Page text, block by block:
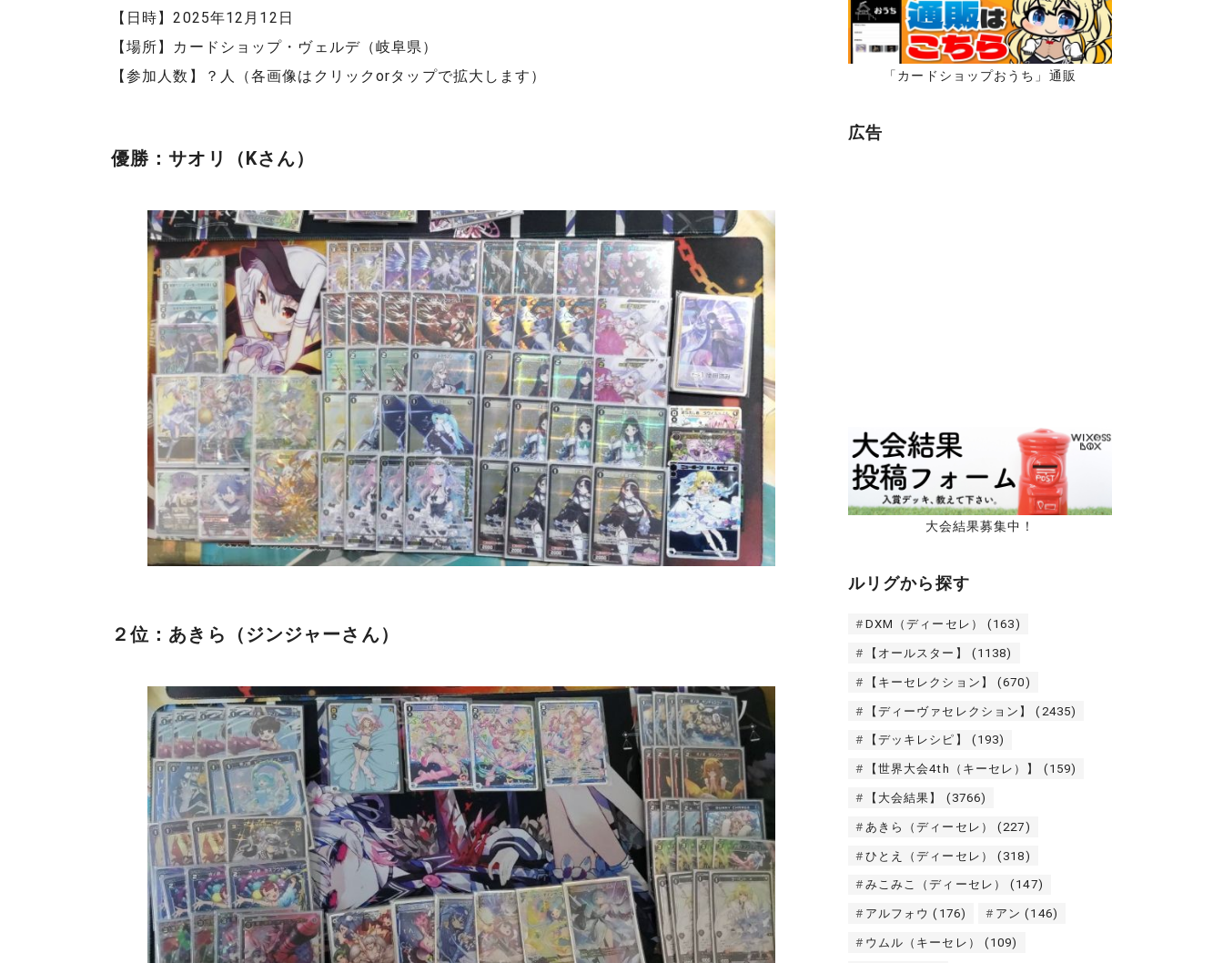
【日時】2025年12月12日
【場所】カードショップ・ヴェルデ（岐阜県）
【参加人数】？人（各画像はクリックorタップで拡大します）
優勝：サオリ（Kさん）
２位：あきら（ジンジャーさん）
「カードショップおうち」通販
広告
大会結果募集中！
ルリグから探す
DXM（ディーセレ） (163)
【オールスター】 (1138)
【キーセレクション】 (670)
【ディーヴァセレクション】 (2435)
【デッキレシピ】 (193)
【世界大会4th（キーセレ）】 (159)
【大会結果】 (3766)
あきら（ディーセレ） (227)
ひとえ（ディーセレ） (318)
みこみこ（ディーセレ） (147)
アルフォウ (176) アン (146)
ウムル（キーセレ） (109)